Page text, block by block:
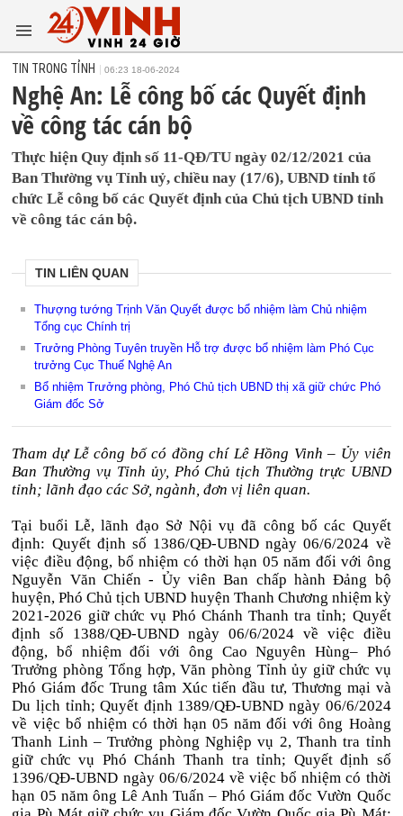
TIN TRONG TỈNH 06:23 18-06-2024
Nghệ An: Lễ công bố các Quyết định
về công tác cán bộ
Thực hiện Quy định số 11-QĐ/TU ngày 02/12/2021 của
Ban Thường vụ Tỉnh uỷ, chiều nay (17/6), UBND tỉnh tổ
chức Lễ công bố các Quyết định của Chủ tịch UBND tỉnh
về công tác cán bộ.
TIN LIÊN QUAN
Thượng tướng Trịnh Văn Quyết được bổ nhiệm làm Chủ nhiệm
Tổng cục Chính trị
Trưởng Phòng Tuyên truyền Hỗ trợ được bổ nhiệm làm Phó Cục
trưởng Cục Thuế Nghệ An
Bổ nhiệm Trưởng phòng, Phó Chủ tịch UBND thị xã giữ chức Phó
Giám đốc Sở
Tham dự Lễ công bố có đồng chí Lê Hồng Vinh – Ủy viên
Ban Thường vụ Tỉnh ủy, Phó Chủ tịch Thường trực UBND
tỉnh; lãnh đạo các Sở, ngành, đơn vị liên quan.
Tại buổi Lễ, lãnh đạo Sở Nội vụ đã công bố các Quyết
định: Quyết định số 1386/QĐ-UBND ngày 06/6/2024 về
việc điều động, bổ nhiệm có thời hạn 05 năm đối với ông
Nguyễn Văn Chiến - Ủy viên Ban chấp hành Đảng bộ
huyện, Phó Chủ tịch UBND huyện Thanh Chương nhiệm kỳ
2021-2026 giữ chức vụ Phó Chánh Thanh tra tỉnh; Quyết
định số 1388/QĐ-UBND ngày 06/6/2024 về việc điều
động, bổ nhiệm đối với ông Cao Nguyên Hùng– Phó
Trưởng phòng Tổng hợp, Văn phòng Tỉnh ủy giữ chức vụ
Phó Giám đốc Trung tâm Xúc tiến đầu tư, Thương mại và
Du lịch tỉnh; Quyết định 1389/QĐ-UBND ngày 06/6/2024
về việc bổ nhiệm có thời hạn 05 năm đối với ông Hoàng
Thanh Linh – Trưởng phòng Nghiệp vụ 2, Thanh tra tỉnh
giữ chức vụ Phó Chánh Thanh tra tỉnh; Quyết định số
1396/QĐ-UBND ngày 06/6/2024 về việc bổ nhiệm có thời
hạn 05 năm ông Lê Anh Tuấn – Phó Giám đốc Vườn Quốc